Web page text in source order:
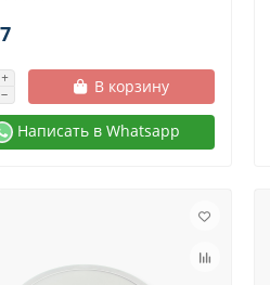
В корзину
Написать в Whatsapp